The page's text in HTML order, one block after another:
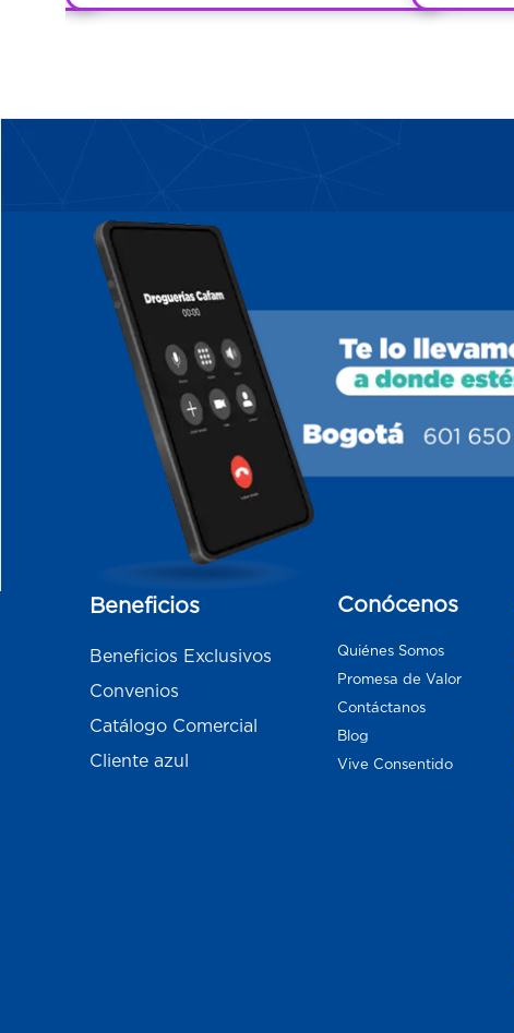
Beneficios
Beneficios Exclusivos
Convenios
Catálogo Comercial
Cliente azul
Conócenos
Quiénes Somos
Promesa de Valor
Contáctanos
Blog
Vive Consentido